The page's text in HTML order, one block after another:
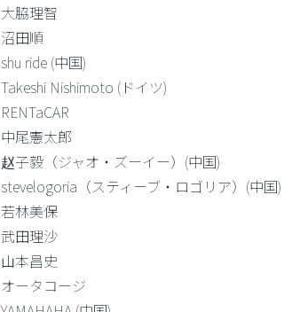
大脇理智
沼田順
shu ride (中国)
Takeshi Nishimoto (ドイツ)
RENTaCAR
中尾憲太郎
赵子毅（ジャオ・ズーイー）(中国)
stevelogoria（スティーブ・ロゴリア）(中国)
若林美保
武田理沙
山本昌史
オータコージ